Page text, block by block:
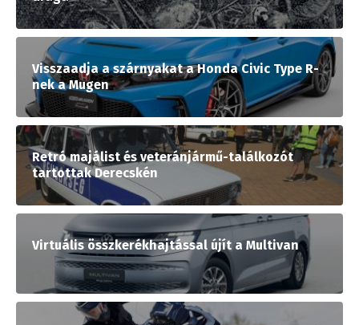
Visszaadja a szárnyakat a Honda Civic Type R-
nek a Mugen
Retró majálist és veteránjármű-találkozót
tartottak Derecskén
Virtuális összkerékhajtással újít a Multivan